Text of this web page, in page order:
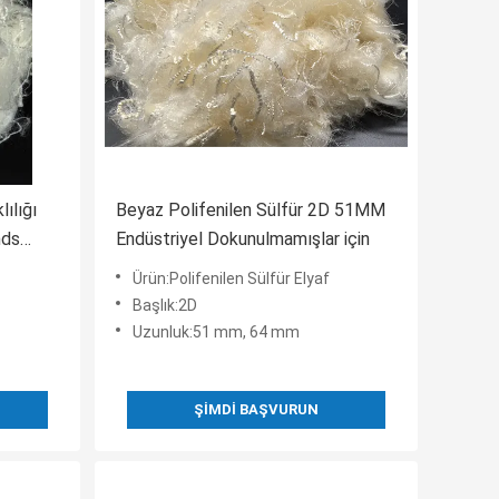
Beyaz Polifenilen Sülfür 2D 51MM
Endüstriyel Dokunulmamışlar için
Ürün:Polifenilen Sülfür Elyaf
Başlık:2D
Uzunluk:51 mm, 64 mm
ŞIMDI BAŞVURUN